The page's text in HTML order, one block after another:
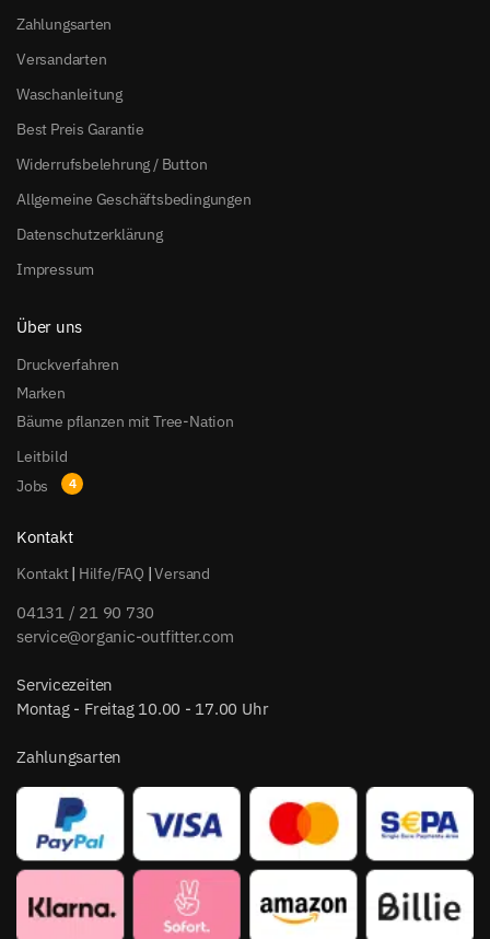
Zahlungsarten
Versandarten
Waschanleitung
Best Preis Garantie
Widerrufsbelehrung / Button
Allgemeine Geschäftsbedingungen
Datenschutzerklärung
Impressum
Über uns
Druckverfahren
Marken
Bäume pflanzen mit Tree-Nation
Leitbild
Jobs
Kontakt
Kontakt| Hilfe/FAQ |Versand
04131 / 21 90 730
service@organic-outfitter.com
Servicezeiten
Montag - Freitag 10.00 - 17.00 Uhr
Zahlungsarten